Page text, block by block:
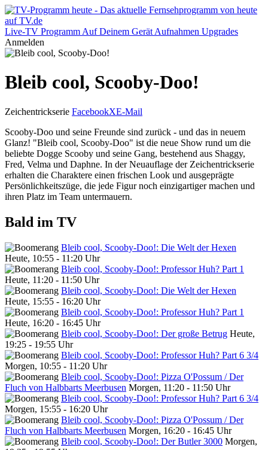
Live-TV Programm Auf Deinem Gerät Aufnahmen Upgrades
Anmelden
Bleib cool, Scooby-Doo!
Zeichentrickserie FacebookXE-Mail
Scooby-Doo und seine Freunde sind zurück - und das in neuem
Glanz! "Bleib cool, Scooby-Doo" ist die neue Show rund um die
beliebte Dogge Scooby und seine Gang, bestehend aus Shaggy,
Fred, Velma und Daphne. In der Neuauflage der Zeichentrickserie
erhalten die Charaktere einen frischen Look und ausgeprägte
Persönlichkeitszüge, die jede Figur noch einzigartiger machen und
ihren Platz im Team untermauern.
Bald im TV
Bleib cool, Scooby-Doo!: Die Welt der Hexen
Heute, 10:55 - 11:20 Uhr
Bleib cool, Scooby-Doo!: Professor Huh? Part 1
Heute, 11:20 - 11:50 Uhr
Bleib cool, Scooby-Doo!: Die Welt der Hexen
Heute, 15:55 - 16:20 Uhr
Bleib cool, Scooby-Doo!: Professor Huh? Part 1
Heute, 16:20 - 16:45 Uhr
Bleib cool, Scooby-Doo!: Der große Betrug Heute,
19:25 - 19:55 Uhr
Bleib cool, Scooby-Doo!: Professor Huh? Part 6 3/4
Morgen, 10:55 - 11:20 Uhr
Bleib cool, Scooby-Doo!: Pizza O'Possum / Der
Fluch von Halbbarts Meerbusen Morgen, 11:20 - 11:50 Uhr
Bleib cool, Scooby-Doo!: Professor Huh? Part 6 3/4
Morgen, 15:55 - 16:20 Uhr
Bleib cool, Scooby-Doo!: Pizza O'Possum / Der
Fluch von Halbbarts Meerbusen Morgen, 16:20 - 16:45 Uhr
Bleib cool, Scooby-Doo!: Der Butler 3000 Morgen,